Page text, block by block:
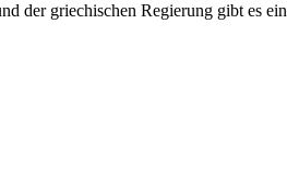
der griechischen Regierung gibt es